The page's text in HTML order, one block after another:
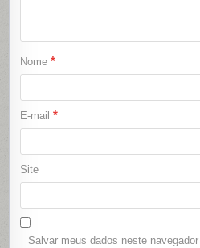
Nome*
E-mail*
Site
Salvar meus dados neste